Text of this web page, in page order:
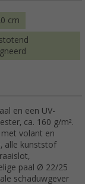
cm
en een UV-
ca. 160 g/m².
volant en
alle kunststof
paal Ø 22/25
schaduwgever